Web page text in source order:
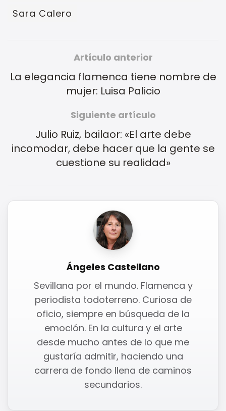
Sara Calero
Artículo anterior
La elegancia flamenca tiene nombre de
mujer: Luisa Palicio
Siguiente artículo
Julio Ruiz, bailaor: «El arte debe
incomodar, debe hacer que la gente se
cuestione su realidad»
Ángeles Castellano
Sevillana por el mundo. Flamenca y
periodista todoterreno. Curiosa de
oficio, siempre en búsqueda de la
emoción. En la cultura y el arte
desde mucho antes de lo que me
gustaría admitir, haciendo una
carrera de fondo llena de caminos
secundarios.